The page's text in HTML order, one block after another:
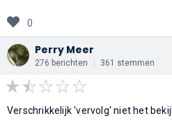
0
Perry Meer
276 berichten 361 stemmen
Verschrikkelijk 'vervolg' niet het